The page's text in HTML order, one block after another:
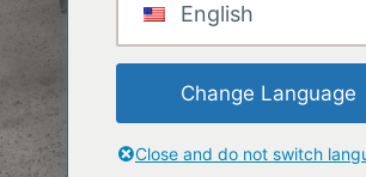
English
Change Language
Close and do not switch